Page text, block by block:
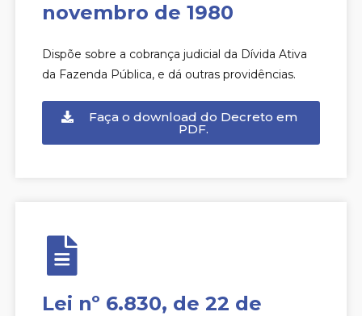
novembro de 1980
Dispõe sobre a cobrança judicial da Dívida Ativa
da Fazenda Pública, e dá outras providências.
Faça o download do Decreto em
PDF.
Lei nº 6.830, de 22 de